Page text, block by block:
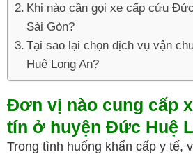
Khi nào cần gọi xe cấp cứu
Sài Gòn?
Tại sao lại chọn dịch vụ vận
Huệ Long An?
Đơn vị nào cung cấp
tín ở huyện Đức Huệ
Trong tình huống khẩn cấp y tế,